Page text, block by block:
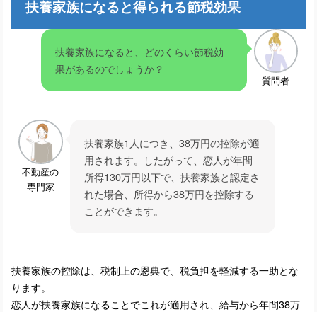
扶養家族になると得られる節税効果
扶養家族になると、どのくらい節税効
果があるのでしょうか？
質問者
不動産の
専門家
扶養家族1人につき、38万円の控除が適
用されます。したがって、恋人が年間
所得130万円以下で、扶養家族と認定さ
れた場合、所得から38万円を控除する
ことができます。
扶養家族の控除は、税制上の恩典で、税負担を軽減する一助とな
ります。
恋人が扶養家族になることでこれが適用され、給与から年間38万